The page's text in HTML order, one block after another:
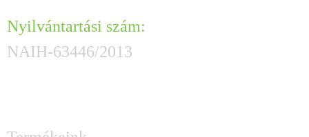
Nyilvántartási szám:
NAIH-63446/2013